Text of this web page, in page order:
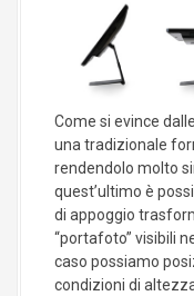
Come si evince
una tradizionale
rendendolo molto
quest’ultimo è
di appoggio
“portafoto” visibili
caso possiamo
condizioni di